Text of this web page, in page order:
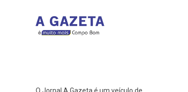
O Jornal A Gazeta é um veículo de